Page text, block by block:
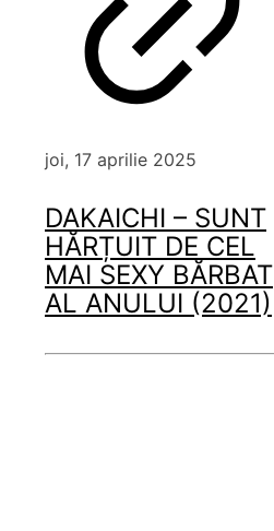
joi, 17 aprilie 2025
DAKAICHI – SUNT
HĂRȚUIT DE CEL
MAI SEXY BĂRBAT
AL ANULUI (2021)